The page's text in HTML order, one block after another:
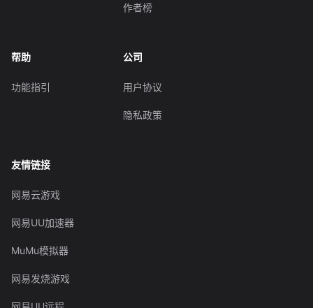
作者榜
帮助
功能指引
公司
用户协议
隐私政策
友情链接
网易云游戏
网易UU加速器
MuMu模拟器
网易发烧游戏